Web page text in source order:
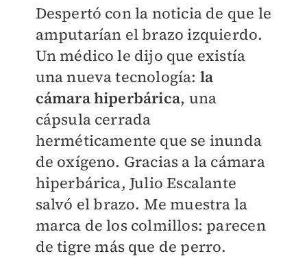
Despertó con la noticia de que le
amputarían el brazo izquierdo.
Un médico le dijo que existía
una nueva tecnología: la
cámara hiperbárica, una
cápsula cerrada
herméticamente que se inunda
de oxígeno. Gracias a la cámara
hiperbárica, Julio Escalante
salvó el brazo. Me muestra la
marca de los colmillos: parecen
de tigre más que de perro.